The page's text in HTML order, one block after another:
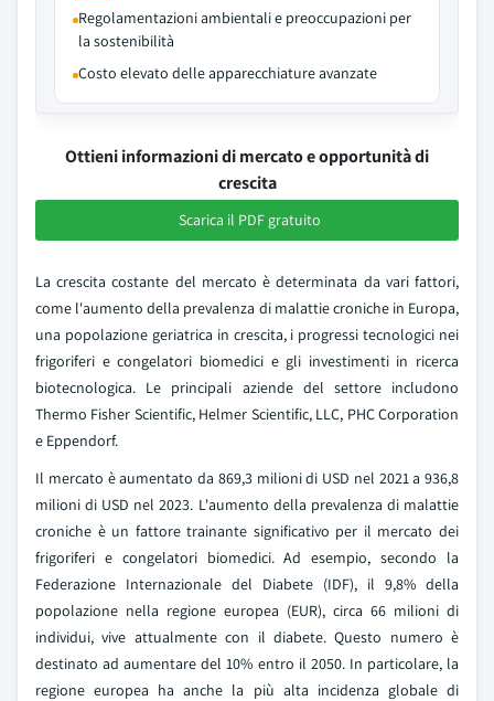
Regolamentazioni ambientali e preoccupazioni per
la sostenibilità
Costo elevato delle apparecchiature avanzate
Ottieni informazioni di mercato e opportunità di
crescita
Scarica il PDF gratuito
La crescita costante del mercato è determinata da vari fattori,
come l'aumento della prevalenza di malattie croniche in Europa,
una popolazione geriatrica in crescita, i progressi tecnologici nei
frigoriferi e congelatori biomedici e gli investimenti in ricerca
biotecnologica. Le principali aziende del settore includono
Thermo Fisher Scientific, Helmer Scientific, LLC, PHC Corporation
e Eppendorf.
Il mercato è aumentato da 869,3 milioni di USD nel 2021 a 936,8
milioni di USD nel 2023. L'aumento della prevalenza di malattie
croniche è un fattore trainante significativo per il mercato dei
frigoriferi e congelatori biomedici. Ad esempio, secondo la
Federazione Internazionale del Diabete (IDF), il 9,8% della
popolazione nella regione europea (EUR), circa 66 milioni di
individui, vive attualmente con il diabete. Questo numero è
destinato ad aumentare del 10% entro il 2050. In particolare, la
regione europea ha anche la più alta incidenza globale di